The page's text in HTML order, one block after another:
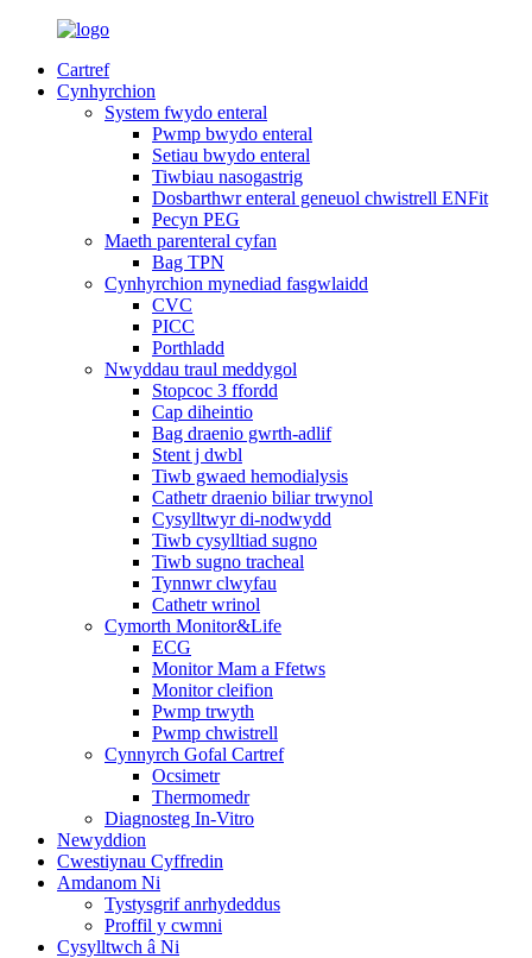
Cartref
Cynhyrchion
System fwydo enteral
Pwmp bwydo enteral
Setiau bwydo enteral
Tiwbiau nasogastrig
Dosbarthwr enteral geneuol chwistrell ENFit
Pecyn PEG
Maeth parenteral cyfan
Bag TPN
Cynhyrchion mynediad fasgwlaidd
CVC
PICC
Porthladd
Nwyddau traul meddygol
Stopcoc 3 ffordd
Cap diheintio
Bag draenio gwrth-adlif
Stent j dwbl
Tiwb gwaed hemodialysis
Cathetr draenio biliar trwynol
Cysylltwyr di-nodwydd
Tiwb cysylltiad sugno
Tiwb sugno tracheal
Tynnwr clwyfau
Cathetr wrinol
Cymorth Monitor&Life
ECG
Monitor Mam a Ffetws
Monitor cleifion
Pwmp trwyth
Pwmp chwistrell
Cynnyrch Gofal Cartref
Ocsimetr
Thermomedr
Diagnosteg In-Vitro
Newyddion
Cwestiynau Cyffredin
Amdanom Ni
Tystysgrif anrhydeddus
Proffil y cwmni
Cysylltwch â Ni